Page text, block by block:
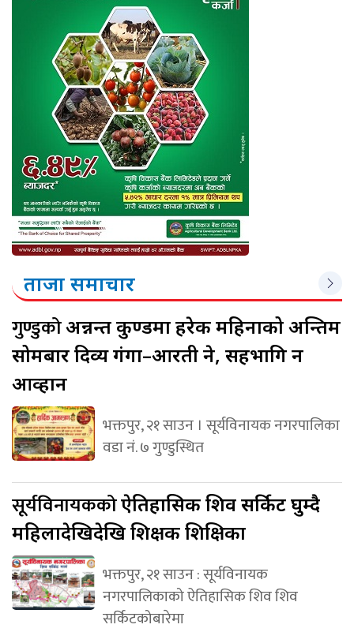
ताजा समाचार
गुण्डुकोअन्नन्त कुण्डमा हरेक महिनाको अन्तिम
सोमबार दिव्य गंगा–आरती हुने, सहभागि हुन
आव्हान
भक्तपुर, २१ साउन । सूर्यविनायक नगरपालिका
वडा नं. ७ गुण्डुस्थित
सूर्यविनायककोऐतिहासिक शिव सर्किट घुम्दै
महिलादेखिदेखि शिक्षक शिक्षिका
भक्तपुर, २१ साउन : सूर्यविनायक
नगरपालिकाको ऐतिहासिक शिव शिव
सर्किटकोबारेमा